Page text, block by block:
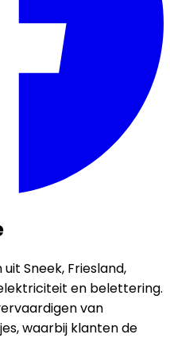
Sneek, Friesland,
en belettering.
van
waarbij klanten de